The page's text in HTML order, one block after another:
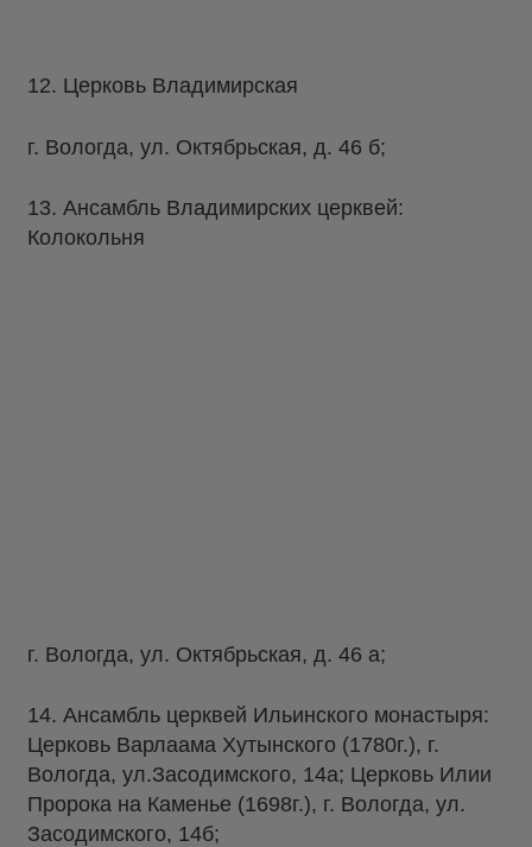
12. Церковь Владимирская
г. Вологда, ул. Октябрьская, д. 46 б;
13. Ансамбль Владимирских церквей:
Колокольня
г. Вологда, ул. Октябрьская, д. 46 а;
14. Ансамбль церквей Ильинского монастыря:
Церковь Варлаама Хутынского (1780г.), г.
Вологда, ул.Засодимского, 14а; Церковь Илии
Пророка на Каменье (1698г.), г. Вологда, ул.
Засодимского, 14б;